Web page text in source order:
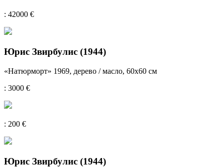
: 42000 €
Юрис Звирбулис (1944)
«Натюрморт» 1969, дерево / масло, 60х60 см
: 3000 €
: 200 €
Юрис Звирбулис (1944)